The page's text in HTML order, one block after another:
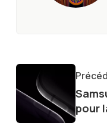
pour